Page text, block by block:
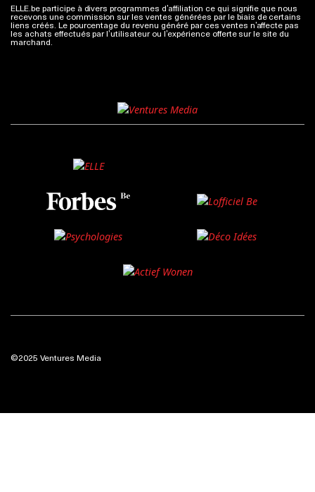
ELLE.be participe à divers programmes d’affiliation ce qui signifie que nous
recevons une commission sur les ventes générées par le biais de certains
liens créés. Le pourcentage du revenu généré par ces ventes n’affecte pas
les achats effectués par l’utilisateur ou l’expérience offerte sur le site du
marchand. Plus d'infos
©2025 Ventures Media